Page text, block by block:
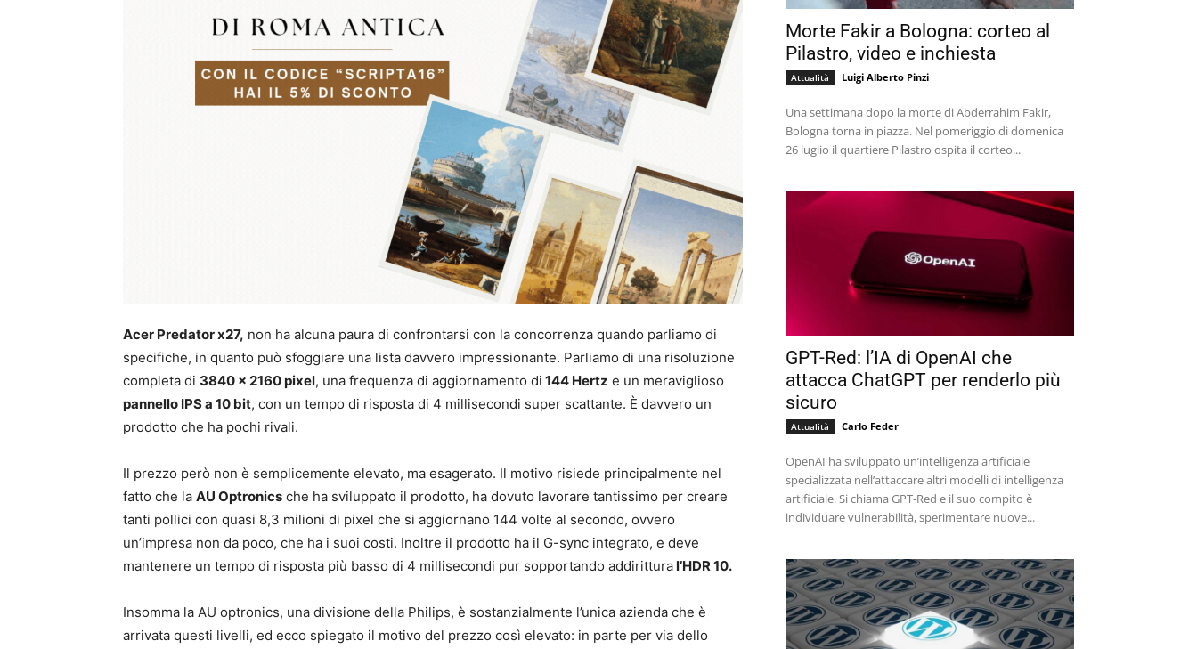
Acer Predator x27, non ha alcuna paura di confrontarsi con la concorrenza quando parliamo di
specifiche, in quanto può sfoggiare una lista davvero impressionante. Parliamo di una risoluzione
completa di 3840 x 2160 pixel, una frequenza di aggiornamento di 144 Hertz e un meraviglioso
pannello IPS a 10 bit, con un tempo di risposta di 4 millisecondi super scattante. È davvero un
prodotto che ha pochi rivali.
Il prezzo però non è semplicemente elevato, ma esagerato. Il motivo risiede principalmente nel
fatto che la AU Optronics che ha sviluppato il prodotto, ha dovuto lavorare tantissimo per creare
tanti pollici con quasi 8,3 milioni di pixel che si aggiornano 144 volte al secondo, ovvero
un’impresa non da poco, che ha i suoi costi. Inoltre il prodotto ha il G-sync integrato, e deve
mantenere un tempo di risposta più basso di 4 millisecondi pur sopportando addirittural’HDR 10.
Insomma la AU optronics, una divisione della Philips, è sostanzialmente l’unica azienda che è
arrivata questi livelli, ed ecco spiegato il motivo del prezzo così elevato: in parte per via dello
Morte Fakir a Bologna: corteo al
Pilastro, video e inchiesta
Attualità Luigi Alberto Pinzi
Una settimana dopo la morte di Abderrahim Fakir,
Bologna torna in piazza. Nel pomeriggio di domenica
26 luglio il quartiere Pilastro ospita il corteo...
GPT-Red: l’IA di OpenAI che
attacca ChatGPT per renderlo più
sicuro
Attualità Carlo Feder
OpenAI ha sviluppato un’intelligenza artificiale
specializzata nell’attaccare altri modelli di intelligenza
artificiale. Si chiama GPT-Red e il suo compito è
individuare vulnerabilità, sperimentare nuove...